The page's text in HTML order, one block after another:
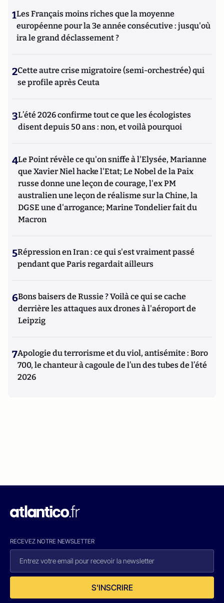
1Les Français moins riches que la moyenne
européenne pour la 3e année consécutive : jusqu'où
ira le grand déclassement ?
2Cette autre crise migratoire (semi-orchestrée) qui
se profile après Ceuta
3L’été 2026 confirme tout ce que les écologistes
disent depuis 50 ans : non, et voilà pourquoi
4Le Point révèle ce qu'on sniffe à l'Elysée, Marianne
que Xavier Niel hacke l'Etat; Le Nobel de la Paix
russe donne une leçon de courage, l'ex PM
australien une leçon de réalisme sur la Chine, la
DGSE une d'arrogance; Marine Tondelier fait du
Macron
5Répression en Iran : ce qui s'est vraiment passé
pendant que Paris regardait ailleurs
6Bons baisers de Russie ? Voilà ce qui se cache
derrière les attaques aux drones à l'aéroport de
Leipzig
7Apologie du terrorisme et du viol, antisémite : Boro
700, le chanteur à cagoule de l’un des tubes de l’été
2026
RECEVEZ NOTRE NEWSLETTER
S'INSCRIRE